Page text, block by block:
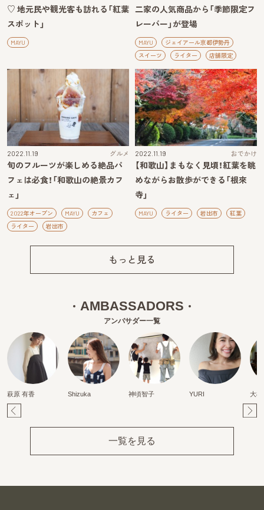
♡ 地元民や観光客も訪れる「紅葉
スポット」
MAYU
二家の人気商品から「季節限定フ
レーバー」が登場
MAYU
ジェイアール京都伊勢丹
スイーツ
ライター 店舗限定
2022.11.19 グルメ
旬のフルーツが楽しめる絶品パ
フェは必食！「和歌山の絶景カフ
ェ」
2022年オープン MAYU
カフェ
ライター
岩出市
2022.11.19 おでかけ
【和歌山】まもなく見頃！紅葉を眺
めながらお散歩ができる「根來
寺」
MAYU ライター 岩出市 紅葉
もっと見る
AMBASSADORS
アンバサダー一覧
萩原 有香 Shizuka 神頃智子 YURI 大橋
一覧を見る